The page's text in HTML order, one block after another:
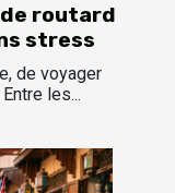
routard
stress
de voyager
les...